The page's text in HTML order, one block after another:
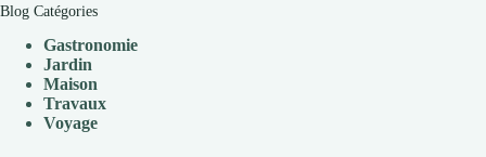
Blog Catégories
Gastronomie
Jardin
Maison
Travaux
Voyage